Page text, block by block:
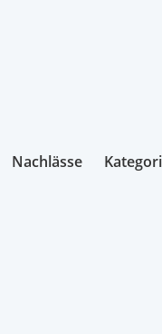
Nachlässe